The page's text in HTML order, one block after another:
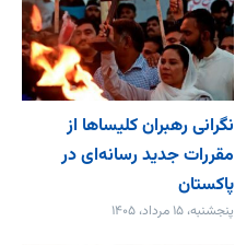
نگرانی رهبران کلیساها از
مقررات جدید رسانه‌ای در
پاکستان
پنجشنبه، ۱۵ مرداد، ۱۴۰۵